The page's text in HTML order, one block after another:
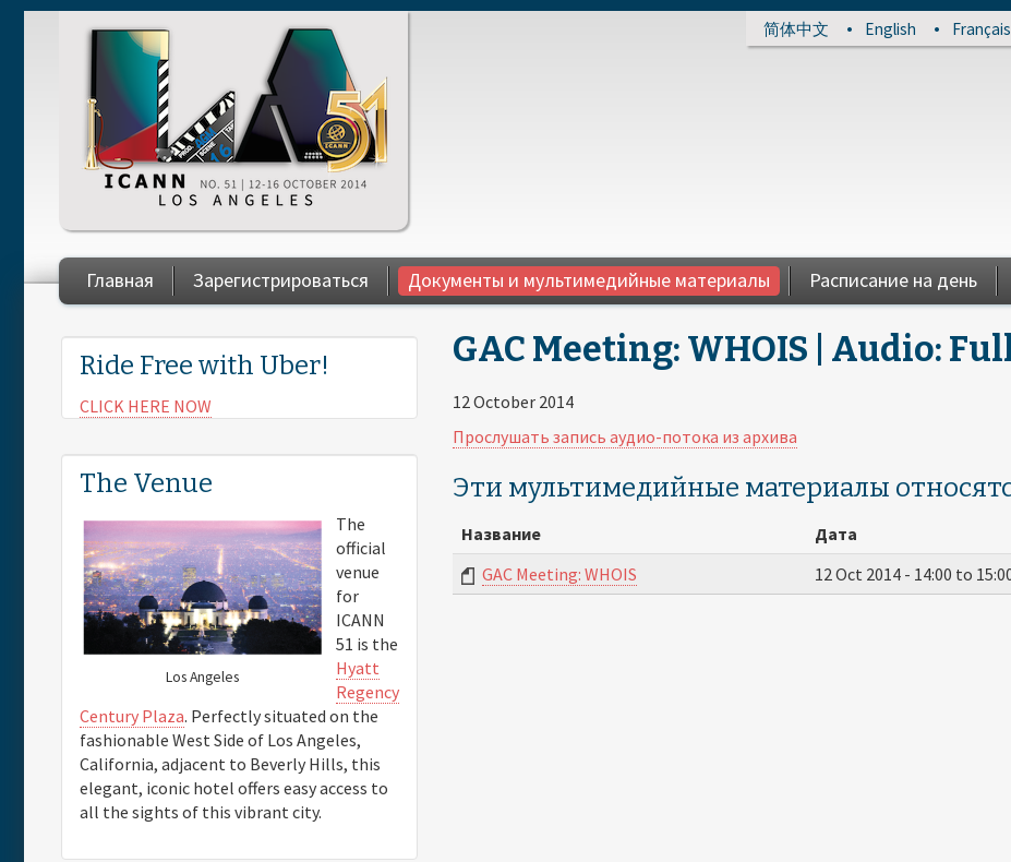
Skip to main content 简体中文 English Français
Главная Зарегистрироваться Документы и мультимедийные материалы Расписание на день
You are here GAC Meeting: WHOIS | Audio:
12 October 2014
Прослушать запись аудио-потока из архива
Эти мультимедийные материалы
Название Дата
GAC Meeting: WHOIS
12 Oct 2014 - 14:00 to
Ride Free with Uber!
CLICK HERE NOW
The Venue
Los Angeles
The
official
venue
for
ICANN
51 is the
Hyatt
Regency
Century Plaza. Perfectly situated on the
fashionable West Side of Los Angeles,
California, adjacent to Beverly Hills, this
elegant, iconic hotel offers easy access to
all the sights of this vibrant city.